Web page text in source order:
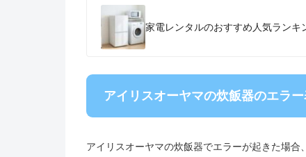
家電レンタルのおすすめ人気ランキ
アイリスオーヤマの炊飯器のエラ
アイリスオーヤマの炊飯器でエラーが起きた場